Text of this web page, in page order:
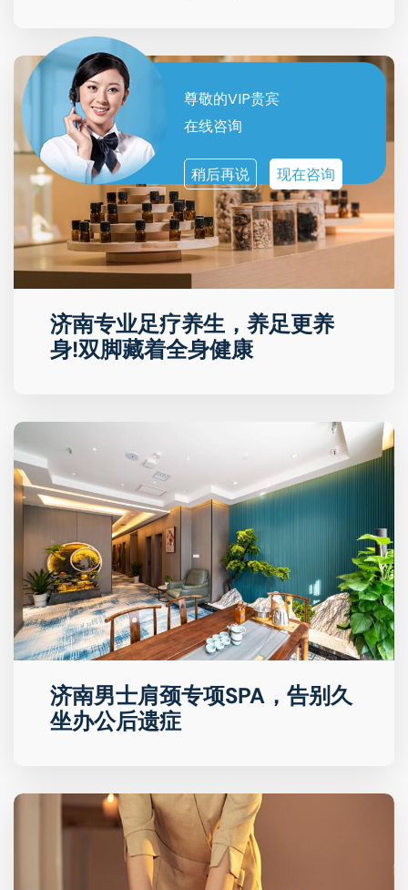
尊敬的VIP贵宾
在线咨询
稍后再说 现在咨询
济南专业足疗养生，养足更养
身!双脚藏着全身健康
济南男士肩颈专项SPA，告别久
坐办公后遗症